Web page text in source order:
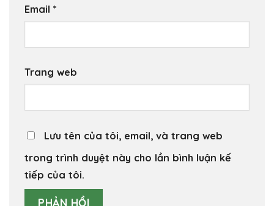
Email *
Trang web
Lưu tên của tôi, email, và trang web
trong trình duyệt này cho lần bình luận kế
tiếp của tôi.